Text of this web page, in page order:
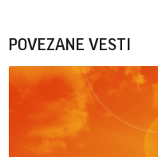
POVEZANE VESTI